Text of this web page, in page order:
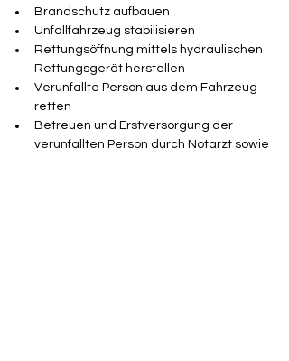
Brandschutz aufbauen
Unfallfahrzeug stabilisieren
Rettungsöffnung mittels hydraulischen
Rettungsgerät herstellen
Verunfallte Person aus dem Fahrzeug
retten
Betreuen und Erstversorgung der
verunfallten Person durch Notarzt sowie